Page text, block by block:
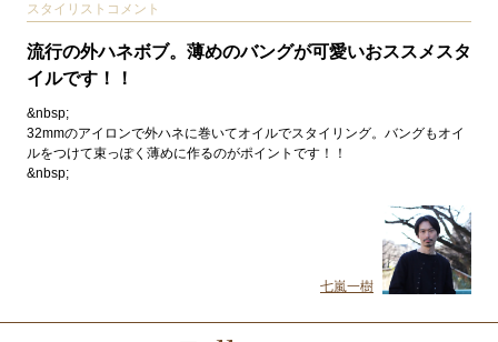
スタイリストコメント
流行の外ハネボブ。薄めのバングが可愛いおススメスタ
イルです！！
&nbsp;
32mmのアイロンで外ハネに巻いてオイルでスタイリング。バングもオイ
ルをつけて束っぽく薄めに作るのがポイントです！！
&nbsp;
七嵐一樹